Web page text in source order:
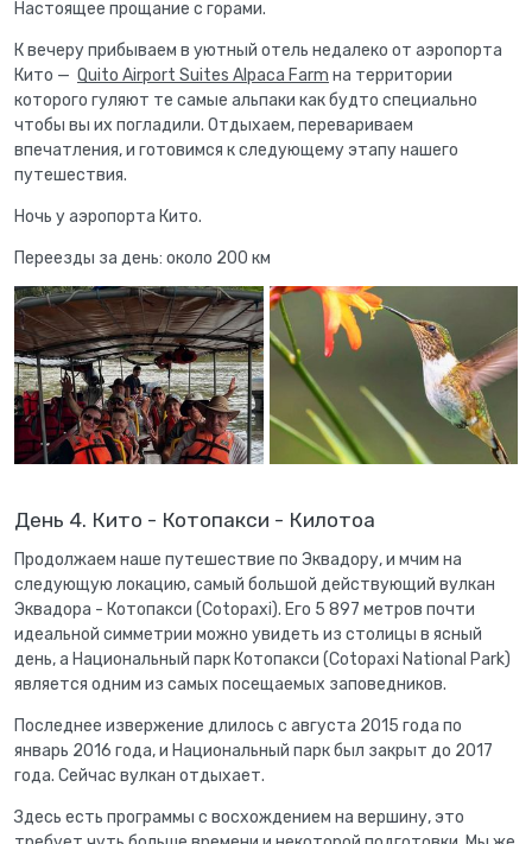
Настоящее прощание с горами.
К вечеру прибываем в уютный отель недалеко от аэропорта
Кито — Quito Airport Suites Alpaca Farm на территории
которого гуляют те самые альпаки как будто специально
чтобы вы их погладили. Отдыхаем, перевариваем
впечатления, и готовимся к следующему этапу нашего
путешествия.
Ночь у аэропорта Кито.
Переезды за день: около 200 км
День 4. Кито - Котопакси - Килотоа
Продолжаем наше путешествие по Эквадору, и мчим на
следующую локацию, самый большой действующий вулкан
Эквадора - Котопакси (Cotopaxi). Его 5 897 метров почти
идеальной симметрии можно увидеть из столицы в ясный
день, а Национальный парк Котопакси (Cotopaxi National Park)
является одним из самых посещаемых заповедников.
Последнее извержение длилось с августа 2015 года по
январь 2016 года, и Национальный парк был закрыт до 2017
года. Сейчас вулкан отдыхает.
Здесь есть программы с восхождением на вершину, это